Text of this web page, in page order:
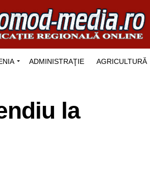
ADMINISTRAŢIE AGRICULTURĂ
la